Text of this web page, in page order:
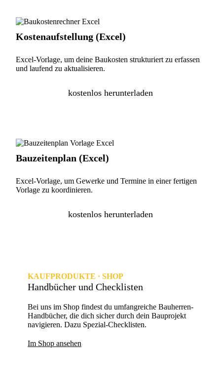
Kostenaufstellung (Excel)
Excel-Vorlage, um deine Baukosten strukturiert zu erfassen
und laufend zu aktualisieren.
kostenlos herunterladen
Bauzeitenplan (Excel)
Excel-Vorlage, um Gewerke und Termine in einer fertigen
Vorlage zu koordinieren.
kostenlos herunterladen
KAUFPRODUKTE · SHOP
Handbücher und Checklisten
Bei uns im Shop findest du umfangreiche Bauherren-
Handbücher, die dich sicher durch dein Bauprojekt
navigieren. Dazu Spezial-Checklisten.
Im Shop ansehen